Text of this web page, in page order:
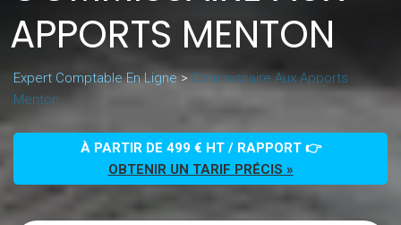
APPORTS MENTON
Expert Comptable En Ligne>Commissaire Aux Apports
Menton
À PARTIR DE 499 € HT / RAPPORT 👉
OBTENIR UN TARIF PRÉCIS »